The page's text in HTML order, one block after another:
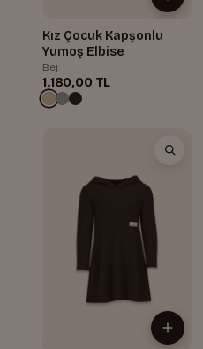
Kız Çocuk Kapşonlu
Yumoş Elbise
Bej
1.180,00 TL